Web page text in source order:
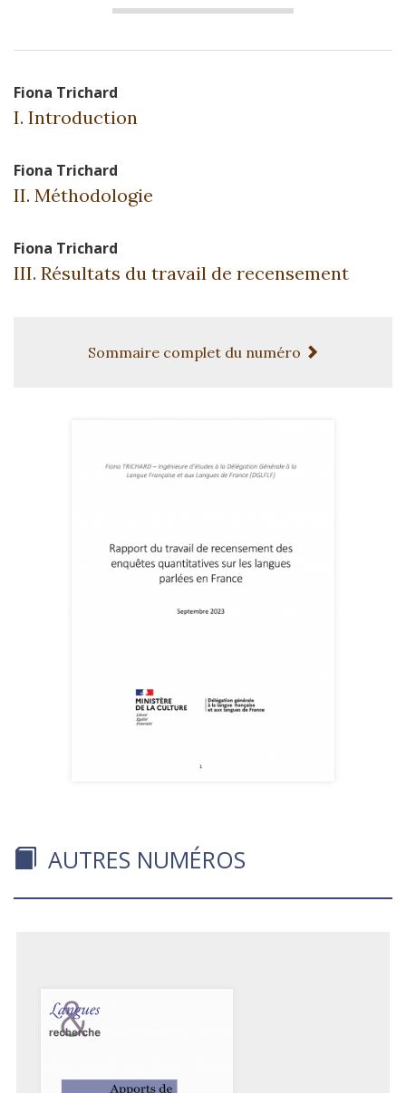
Fiona Trichard
I. Introduction
Fiona Trichard
II. Méthodologie
Fiona Trichard
III. Résultats du travail de recensement
Sommaire complet du numéro
AUTRES NUMÉROS